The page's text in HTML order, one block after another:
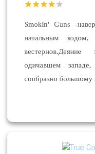
Smokin' Guns -
начальным
одичавшем
сообразно большому